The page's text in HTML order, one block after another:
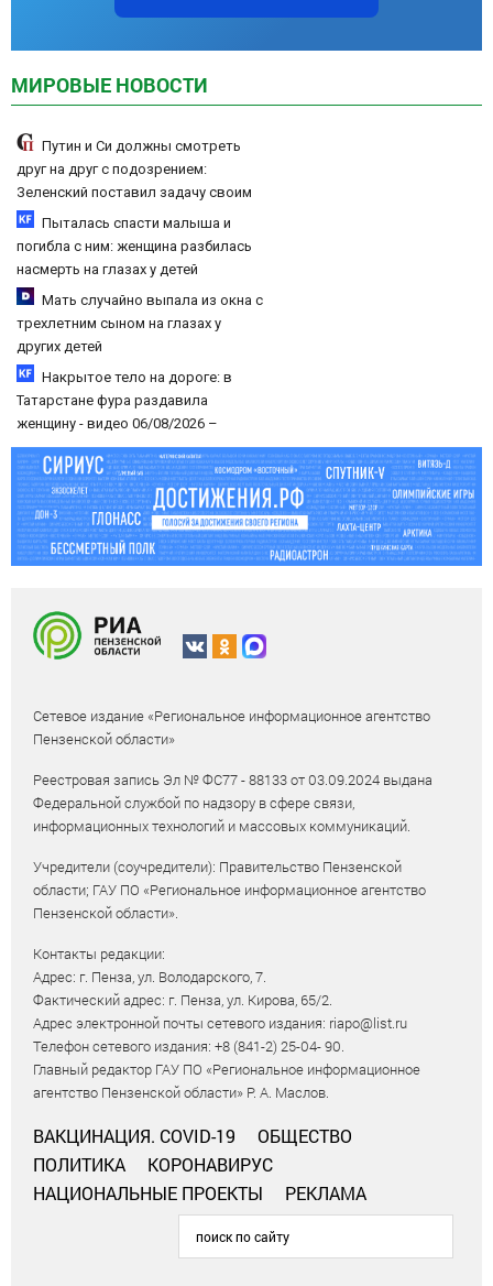
МИРОВЫЕ НОВОСТИ
Путин и Си должны смотреть
друг на друг с подозрением:
Зеленский поставил задачу своим
дипломатам
Пыталась спасти малыша и
погибла с ним: женщина разбилась
насмерть на глазах у детей
06/08/2026 – Новости
Мать случайно выпала из окна с
трехлетним сыном на глазах у
других детей
Накрытое тело на дороге: в
Татарстане фура раздавила
женщину - видео 06/08/2026 –
Новости
Сетевое издание «Региональное информационное агентство
Пензенской области»
Реестровая запись Эл № ФС77 - 88133 от 03.09.2024 выдана
Федеральной службой по надзору в сфере связи,
информационных технологий и массовых коммуникаций.
Учредители (соучредители): Правительство Пензенской
области; ГАУ ПО «Региональное информационное агентство
Пензенской области».
Контакты редакции:
Адрес: г. Пенза, ул. Володарского, 7.
Фактический адрес: г. Пенза, ул. Кирова, 65/2.
Адрес электронной почты сетевого издания: riapo@list.ru
Телефон сетевого издания: +8 (841-2) 25-04- 90.
Главный редактор ГАУ ПО «Региональное информационное
агентство Пензенской области» Р. А. Маслов.
ВАКЦИНАЦИЯ. COVID-19
ОБЩЕСТВО
ПОЛИТИКА
КОРОНАВИРУС
НАЦИОНАЛЬНЫЕ ПРОЕКТЫ
РЕКЛАМА